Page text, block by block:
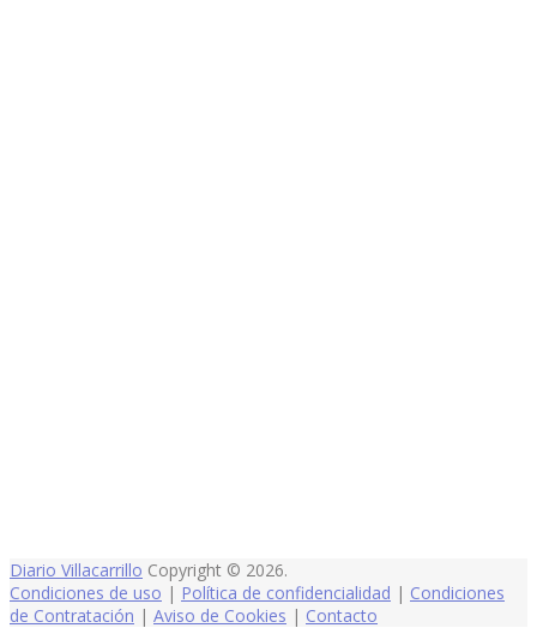
Diario Villacarrillo Copyright © 2026.
Condiciones de uso | Política de confidencialidad | Condiciones
de Contratación | Aviso de Cookies | Contacto